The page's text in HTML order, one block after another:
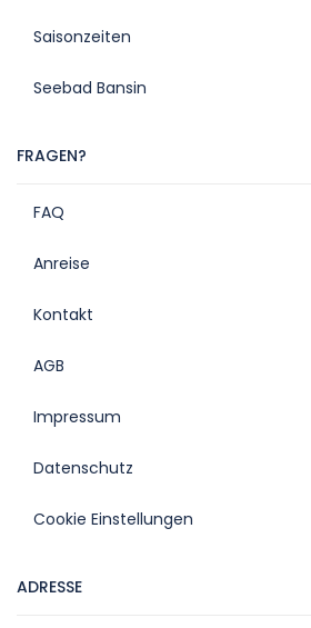
Saisonzeiten
Seebad Bansin
FRAGEN?
FAQ
Anreise
Kontakt
AGB
Impressum
Datenschutz
Cookie Einstellungen
ADRESSE